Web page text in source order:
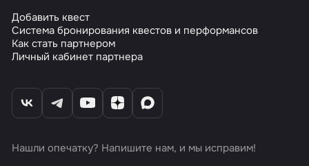
Добавить квест
Система бронирования квестов и перформансов
Как стать партнером
Личный кабинет партнера
Нашли опечатку? Напишите нам, и мы исправим!